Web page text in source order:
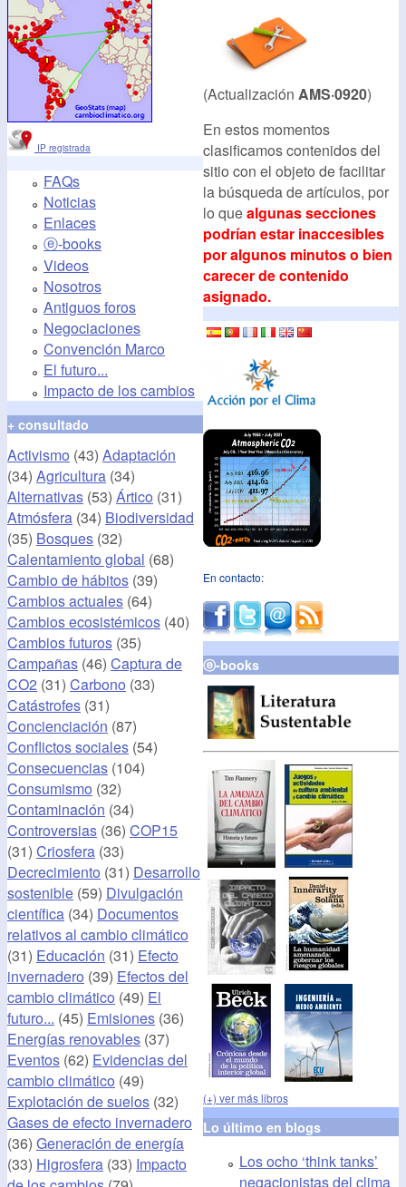
IP registrada
FAQs
Noticias
Enlaces
ⓔ-books
Videos
Nosotros
Antiguos foros
Negociaciones
Convención Marco
El futuro...
Impacto de los cambios
+ consultado
Activismo (43) Adaptación
(34) Agricultura (34)
Alternativas (53) Ártico (31)
Atmósfera (34) Biodiversidad
(35) Bosques (32)
Calentamiento global (68)
Cambio de hábitos (39)
Cambios actuales (64)
Cambios ecosistémicos (40)
Cambios futuros (35)
Campañas (46) Captura de
CO2 (31) Carbono (33)
Catástrofes (31)
Concienciación (87)
Conflictos sociales (54)
Consecuencias (104)
Consumismo (32)
Contaminación (34)
Controversias (36) COP15
(31) Criosfera (33)
Decrecimiento (31) Desarrollo
sostenible (59) Divulgación
científica (34) Documentos
relativos al cambio climático
(31) Educación (31) Efecto
invernadero (39) Efectos del
cambio climático (49) El
futuro... (45) Emisiones (36)
Energías renovables (37)
Eventos (62) Evidencias del
cambio climático (49)
Explotación de suelos (32)
Gases de efecto invernadero
(36) Generación de energía
(33) Higrosfera (33) Impacto
(Actualización AMS·0920)
En estos momentos
clasificamos contenidos del
sitio con el objeto de facilitar
la búsqueda de artículos, por
lo quealgunas secciones
podrían estar inaccesibles
por algunos minutos o bien
carecer de contenido
asignado.
En contacto:
ⓔ-books
(+) ver más libros
Lo último en blogs
Los ocho ‘think tanks’
negacionistas del clima